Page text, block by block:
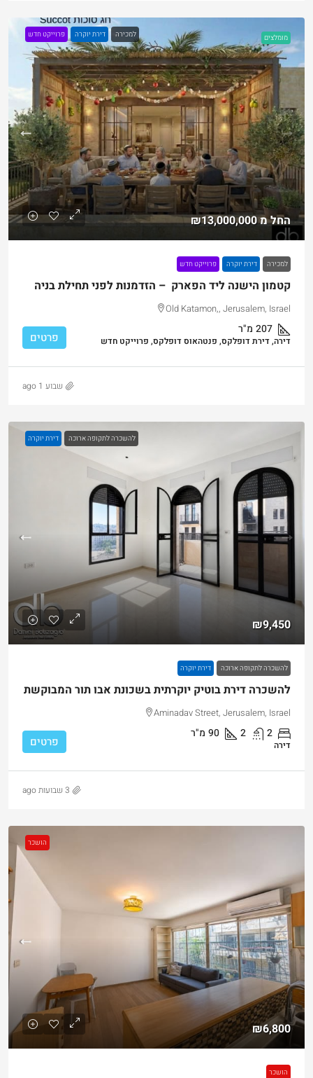
מומלצים למכירה דירת יוקרה פרוייקט חדש
החל מ₪13,000,000
למכירה דירת יוקרה פרוייקט חדש
קטמון הישנה ליד הפארק – הזדמנות לפני תחילת בניה
Old Katamon,, Jerusalem, Israel
207 מ"ר
דירה, דירת דופלקס, פנטהאוס דופלקס, פרוייקט חדש פרטים
שבוע 1 ago
להשכרה לתקופה ארוכה דירת יוקרה
₪9,450
להשכרה לתקופה ארוכה דירת יוקרה
להשכרה דירת בוטיק יוקרתית בשכונת אבו תור המבוקשת
Aminadav Street, Jerusalem, Israel
2
2
90 מ"ר
דירה פרטים
3 שבועות ago
הושכר
₪6,800
הושכר